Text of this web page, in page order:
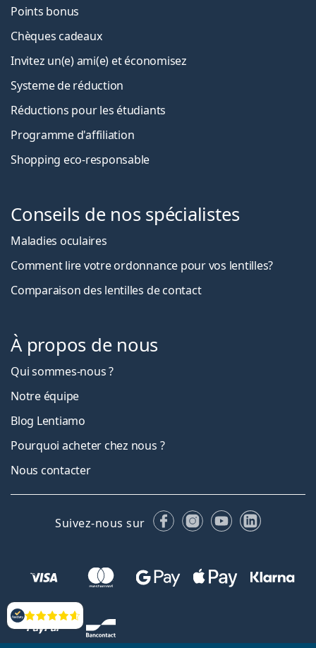
Évaluation
Points bonus
Chèques cadeaux
Invitez un(e) ami(e) et économisez
Systeme de réduction
Réductions pour les étudiants
Programme d'affiliation
Shopping eco-responsable
Conseils de nos spécialistes
Maladies oculaires
Comment lire votre ordonnance pour vos lentilles?
Comparaison des lentilles de contact
À propos de nous
Qui sommes-nous ?
Notre équipe
Blog Lentiamo
Pourquoi acheter chez nous ?
Nous contacter
Suivez-nous sur FacebookInstagram
YouTubeLinkedIn